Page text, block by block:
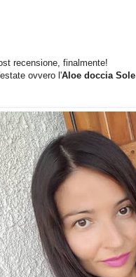
recensione, finalmente!
ovvero l'Aloe doccia Sole